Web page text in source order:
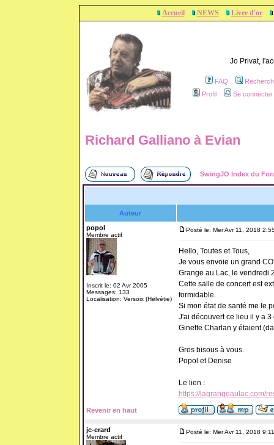
Accueil NEWS Livre d'or
Jo Privat,
FAQ
Profil
Se
Richard Galliano à Evian
SwingJO Index du
Auteur
popol
Membre actif
Inscrit le: 02 Avr 2005
Messages: 133
Localisation: Versoix (Helvétie)
Posté le: Mer Avr 11, 2018
Hello, Toutes et Tous,
Je vous envoie un grand
Grange au Lac, le vendredi
Cette salle de concert est
formidable.
Si mon état de santé me le
J'ai découvert ce lieu il y a
Ginette Charlan y étaient
Gros bisous à vous.
Popol et Denise
Le lien :
https://lagrangeaulac.com/
Revenir en haut
jc-erard
Membre actif
Posté le: Mer Avr 11, 2018